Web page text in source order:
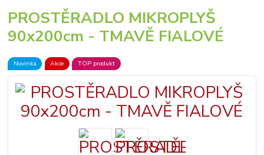
PROSTĚRADLO MIKROPLYŠ
90x200cm - TMAVĚ FIALOVÉ
Novinka Akce TOP produkt